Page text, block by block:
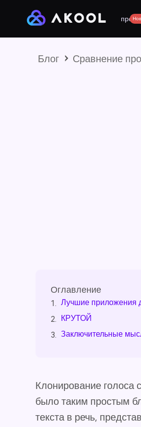
Блог Сравнение
Оглавление
1. Лучшие приложения
2. КРУТОЙ
3. Заключительные
Клонирование голоса
было таким простым
текста в речь,